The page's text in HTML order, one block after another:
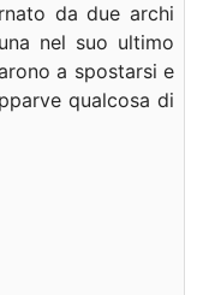
da due archi
nel suo ultimo
a spostarsi e
qualcosa di